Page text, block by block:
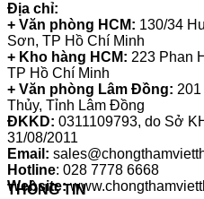
Địa chỉ:
+ Văn phòng HCM: 130/34
Sơn, TP Hồ Chí Minh
+ Kho hàng HCM: 223 Phan
TP Hồ Chí Minh
+ Văn phòng Lâm Đồng:
Thủy, Tỉnh Lâm Đồng
ĐKKD: 0311109793, do Sở
31/08/2011
Email:
Hotline: 028 7778 6668
Website:
THÔNG TIN